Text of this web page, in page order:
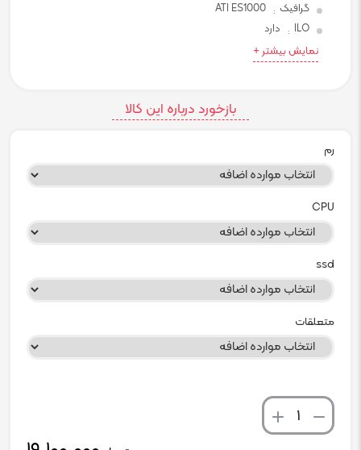
گرافیک :
ATI ES1000
ILO
:
دارد
نمایش بیشتر +
بازخورد درباره این کالا
رم
CPU
ssd
متعلقات